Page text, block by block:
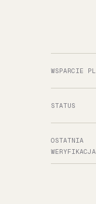
WSPARCIE PL
STATUS
OSTATNIA
WERYFIKACJA